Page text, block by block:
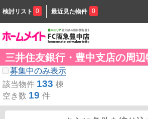
検討リスト 0 最近見た物件 0
三井住友銀行・豊中支店の周
募集中のみ表示
該当物件 133 棟
空き数 19 件